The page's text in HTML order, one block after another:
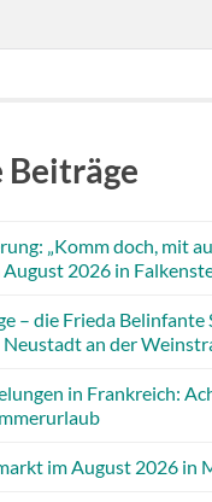
„Komm doch, mit
2026 in
– die Frieda Belinfante
an der
in Frankreich:
im August 2026 in